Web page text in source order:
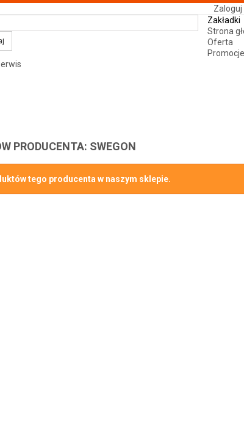
Zaloguj
Zakładki
Strona
Oferta
Promocje
PRODUCENTA: SWEGON
tego producenta w naszym sklepie.